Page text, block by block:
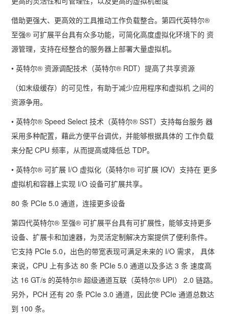
借助更强大、更高效的工具推动工作负载整合。第四代英特尔®
至强® 可扩展平台具有众多功能，可简化高度虚拟化环境下的 资
源管理，支持在经整合的服务器上部署大量虚拟机。
• 英特尔® 资源调配技术（英特尔® RDT）提高了共享资源
（如末级缓存）的可见性，有助于减少应用程序和虚拟机 之间的
资源争用。
• 英特尔® Speed Select 技术（英特尔® SST）支持每台服务 器
采用多种配置，藉此方便平台调优，并能够根据具体的 工作负载
来分配 CPU 频率，从而提高或降低总 TDP。
• 英特尔® 可扩展 I/O 虚拟化（英特尔® 可扩展 IOV）支持在 更多
虚拟机和容器上实现 I/O 设备可扩展共享。
80 条 PCIe 5.0 通道，连接更多设备
第四代英特尔® 至强® 可扩展平台具有可扩展性，能够支持更多
设备、扩展卡和加速器，为灵活定制解决方案提供了便利条件。
它支持 PCIe 5.0，出色的带宽表现可满足未来的 I/O 需求， 具体
来说， CPU 上有多达 80 条 PCIe 5.0 通道以及多达 3 条 速度高
达 16 GT/s 的英特尔® 超级通道互联（英特尔® UPI） 2.0 链路。
另外， PCH 还有 20 条 PCIe 3.0 通道，因此使 PCIe 通道总数达
到 100 条。